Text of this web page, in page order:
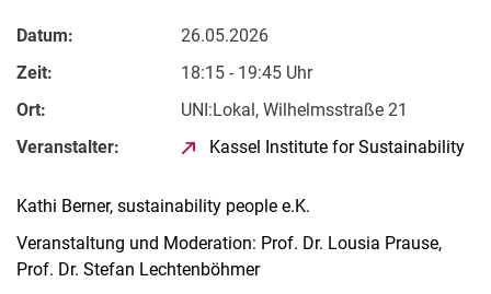
Datum:
26.05.2026
Zeit:
18:15 - 19:45 Uhr
Ort:
UNI:Lokal, Wilhelmsstraße 21
Veranstalter:
Kassel Institute for Sustainability
Kathi Berner, sustainability people e.K.
Veranstaltung und Moderation: Prof. Dr. Lousia Prause,
Prof. Dr. Stefan Lechtenböhmer